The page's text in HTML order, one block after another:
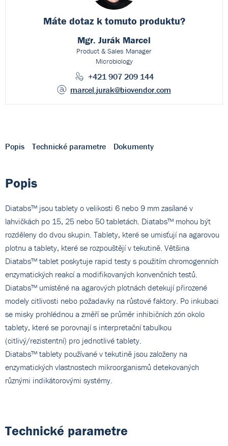
Máte dotaz k tomuto produktu?
Mgr. Jurák Marcel
Product & Sales Manager
Microbiology
+421 907 209 144
marcel.jurak@biovendor.com
Popis Technické parametre Dokumenty
Popis
Diatabs™ jsou tablety o velikosti 6 nebo 9 mm zasílané v
lahvičkách po 15, 25 nebo 50 tabletách. Diatabs™ mohou být
rozděleny do dvou skupin. Tablety, které se umisťují na agarovou
plotnu a tablety, které se rozpouštějí v tekutině. Většina
Diatabs™ tablet poskytuje rapid testy s použitím chromogenních
enzymatických reakcí a modifikovaných konvenčních testů.
Diatabs™ umístěné na agarových plotnách detekují přirozené
modely citlivosti nebo požadavky na růstové faktory. Po inkubaci
se misky prohlédnou a změří se průměr inhibičních zón okolo
tablety, které se porovnají s interpretační tabulkou
(citlivý/rezistentní) pro jednotlivé tablety.
Diatabs™ tablety používané v tekutině jsou založeny na
enzymatických vlastnostech mikroorganismů detekovaných
různými indikátorovými systémy.
Technické parametre